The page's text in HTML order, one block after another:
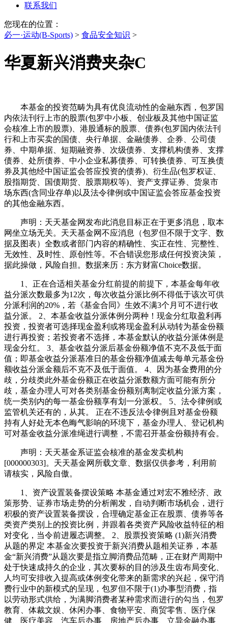
联系我们
您现在的位置：
必一·运动(B-Sports) > 食品安全知识 >
华夏新兴消费夹杂C
本基金的投资范畴为具有优良流动性的金融东西，包罗国
内依法刊行上市的股票(包罗中小板、创业板及其他中国证监
会核准上市的股票)、港股通标的股票、债券(包罗国内依法刊
行和上市买卖的国债、央行单据、金融债券、企券、公司债
券、中期单据、短期融资券、次级债券、支撑机构债券、支撑
债券、处所债券、中小企业私募债券、可转换债券、可互换债
券及其他经中国证监会答应投资的债券)、衍生品(包罗权证、
股指期货、国债期货、股票期权等)、资产支撑证券、货泉市
场东西(含同业存单)以及法令律例或中国证监会答应基金投资
的其他金融东西。
声明：天天基金网发布此消息目标正在于更多消息，取本
网坐立场无关。天天基金网不应消息（包罗但不限于文字、数
据及图表）全数或者部门内容的精确性、实正在性、完整性、
无效性、及时性、原创性等。不合错误您形成任何投资决策，
据此操做，风险自担。数据来历：东方财富Choice数据。
1、正在合适相关基金分红前提的前提下，本基金每年收
益分派次数最多为12次，每次收益分派比例不得低于该次可供
分派利润的20%，若《基金合同》生效不满3个月可不进行收
益分派。 2、本基金收益分派体例分两种！现金分红取盈利再
投资，投资者可选择现金盈利或将现金盈利从动转为基金份额
进行再投资；若投资者不选择，本基金默认的收益分派体例是
现金分红。 3、基金收益分派后基金份额净值不克不及低于面
值；即基金收益分派基准日的基金份额净值减去每单元基金份
额收益分派金额后不克不及低于面值。 4、因为基金费用的分
歧，分歧类此外基金份额正在收益分派数额方面可能有所分
歧，基金办理人可对各类别基金份额别离制定收益分派方案，
统一类别内的每一基金份额享有划一分派权。 5、法令律例或
监管机关还有的，从其。 正在不违反法令律例且对基金份额
持有人好处无本色晦气影响的环境下，基金办理人、登记机构
可对基金收益分派准绳进行调整，不需召开基金份额持有会。
声明：天天基金系证监会核准的基金发卖机构
[000000303]。天天基金网所载文章、数据仅供参考，利用前
请核实，风险自傲。
1、资产设置装备摆设策略 本基金通过对宏不雅经济、政
策形势、证券市场走势的分析阐发，自动判断市场机会，进行
积极的资产设置装备摆设，合理确定基金正在股票、债券等各
类资产类别上的投资比例，并跟着各类资产风险收益特征的相
对变化，当令前进履态调整。 2、股票投资策略 (1)新兴消费
从题的界定 本基金次要投资于新兴消费从题相关证券，本基
金“新兴消费”从题次要是指立脚消费品范畴，正在财产周期中
处于快速成持久的企业，其次要标的目的涉及生齿布局变化、
人均可安排收入提高或体例变化带来的新需求的兴起，保守消
费行业中的新模式的呈现，包罗但不限于(1)办事型消费，指
以劳动形式供给，为满脚消费者某种需求而进行的勾当，包罗
教育、体裁文娱、休闲办事、食物平安、商贸零售、医疗保
健、医疗美容、汽车后办事、房地产后办事、立异金融办事